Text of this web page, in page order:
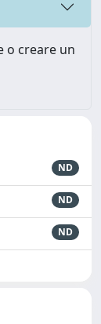
o creare un
ND
ND
ND